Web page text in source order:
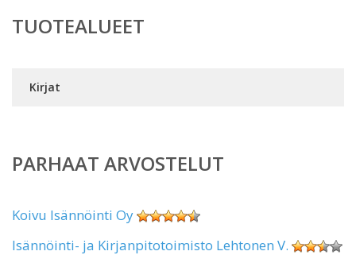
TUOTEALUEET
Kirjat
PARHAAT ARVOSTELUT
Koivu Isännöinti Oy
Isännöinti- ja Kirjanpitotoimisto Lehtonen V.